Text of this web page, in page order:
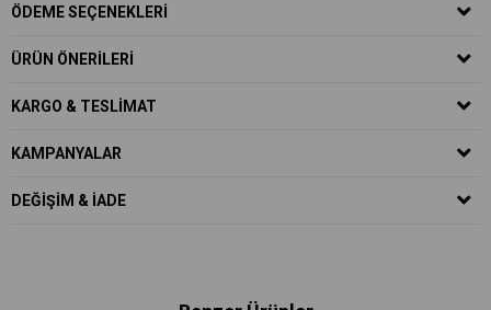
ÖDEME SEÇENEKLERI
ÜRÜN ÖNERILERI
KARGO & TESLIMAT
KAMPANYALAR
DEĞIŞIM & İADE